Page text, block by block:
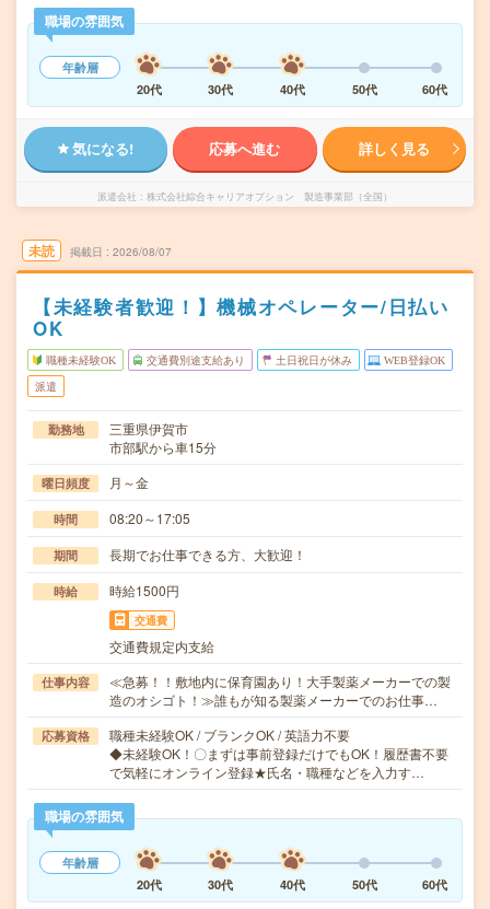
職場の雰囲気
年齢層
20代
30代 40代 50代 60代
気になる! 応募へ進む 詳しく見る
派遣会社 株式会社綜合キャリアオプション 製造事業部（全国）
未読 掲載日 2026/08/07
【未経験者歓迎！】機械オペレーター/日払い
OK
職種未経験OK 交通費別途支給あり 土日祝日が休み WEB登録OK
派遣
勤務地
三重県伊賀市
市部駅から車15分
曜日頻度 月～金
時間 08:20～17:05
期間 長期でお仕事できる方、大歓迎！
時給 時給1500円
交通費
交通費規定内支給
仕事内容
≪急募！！敷地内に保育園あり！大手製薬メーカーでの製
造のオシゴト！≫誰もが知る製薬メーカーでのお仕事…
応募資格
職種未経験OK / ブランクOK / 英語力不要
◆未経験OK！〇まずは事前登録だけでもOK！履歴書不要
で気軽にオンライン登録★氏名・職種などを入力す…
職場の雰囲気
年齢層
20代
30代 40代 50代 60代